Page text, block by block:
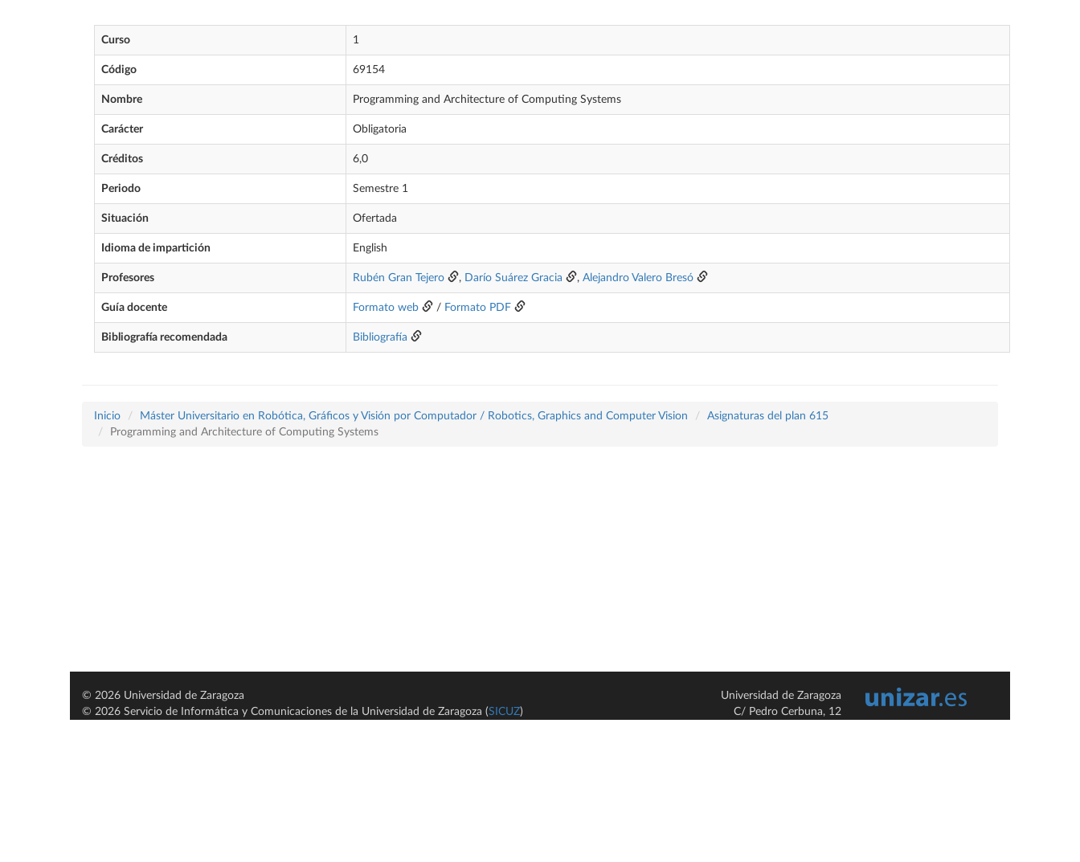
Curso 1
Código 69154
Nombre Programming and Architecture of Computing Systems
Carácter Obligatoria
Créditos 6,0
Periodo Semestre 1
Situación Ofertada
Idioma de impartición English
Profesores Rubén Gran Tejero , Darío Suárez Gracia , Alejandro Valero Bresó
Guía docente Formato web / Formato PDF
Bibliografía recomendada Bibliografía
Inicio Máster Universitario en Robótica, Gráficos y Visión por Computador / Robotics, Graphics and Computer Vision
Asignaturas del plan 615
Programming and Architecture of Computing Systems
© 2026 Universidad de Zaragoza
© 2026 Servicio de Informática y Comunicaciones de la Universidad de Zaragoza (SICUZ)
Universidad de Zaragoza
C/ Pedro Cerbuna, 12